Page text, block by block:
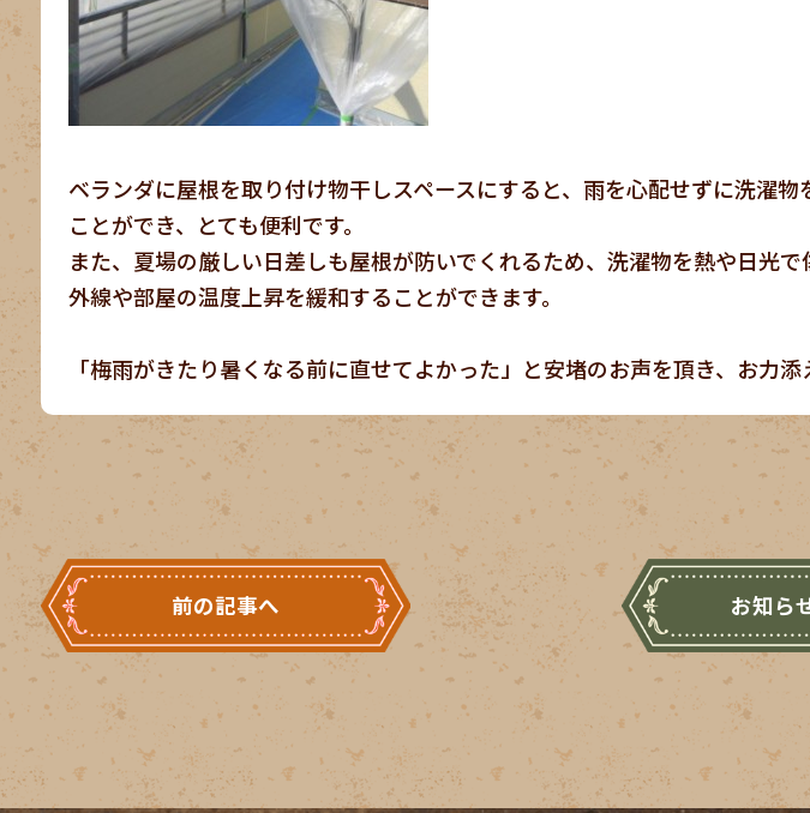
ベランダに屋根を取り付け物干しスペースにすると、雨を心配せずに洗濯
ことができ、とても便利です。
また、夏場の厳しい日差しも屋根が防いでくれるため、洗濯物を熱や日光
外線や部屋の温度上昇を緩和することができます。
「梅雨がきたり暑くなる前に直せてよかった」と安堵のお声を頂き、お力添
前の記事へ お知ら